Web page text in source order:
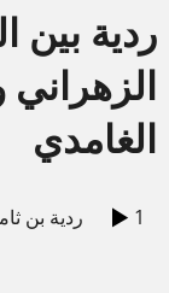
ردية بين
الغامدي
1 ردية بن